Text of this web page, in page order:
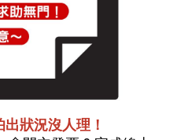
狀況沒人理！